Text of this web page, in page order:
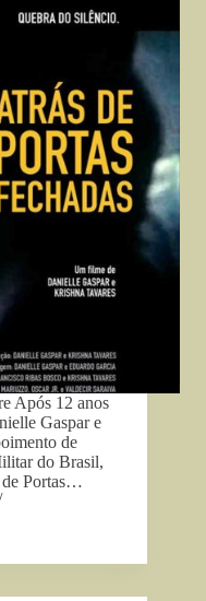
Após 12 anos
Gaspar e
de
do Brasil,
de Portas…